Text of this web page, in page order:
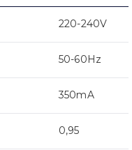
220-240V
50-60Hz
350mA
0,95